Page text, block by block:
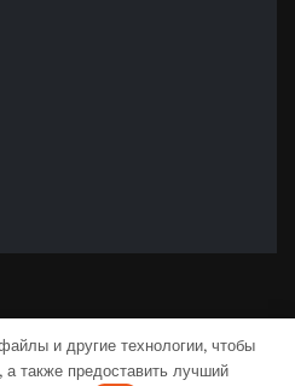
| Тема:CloudPress Dark
и другие технологии, чтобы
а также предоставить лучший